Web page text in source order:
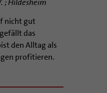
nicht gut
das
den Alltag als
profitieren.